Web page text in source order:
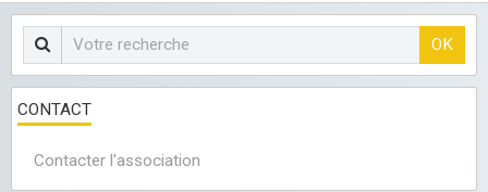
OK
CONTACT
Contacter l'association